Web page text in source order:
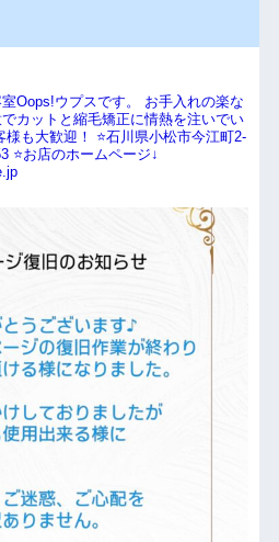
Oops!ウプスです。
お手入れの楽な
カットと縮毛矯正に情熱を注いでい
様も大歓迎！
⭐️石川県小松市今江町2-
⭐️お店のホームページ↓